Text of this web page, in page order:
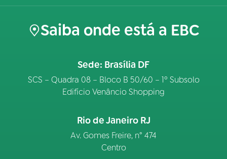
Saiba onde está a EBC
Sede: Brasília DF
SCS – Quadra 08 – Bloco B 50/60 – 1º Subsolo
Edifício Venâncio Shopping
Rio de Janeiro RJ
Av. Gomes Freire, n° 474
Centro